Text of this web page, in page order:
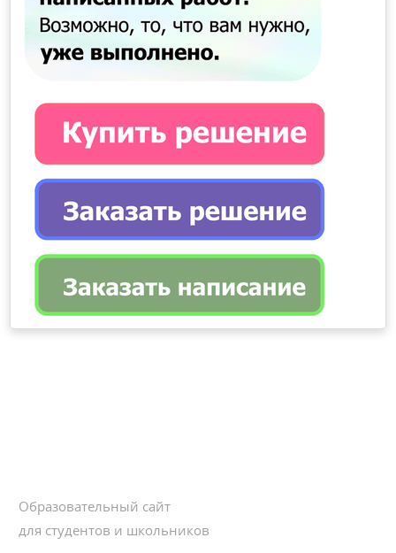
Образовательный сайт
для студентов и школьников